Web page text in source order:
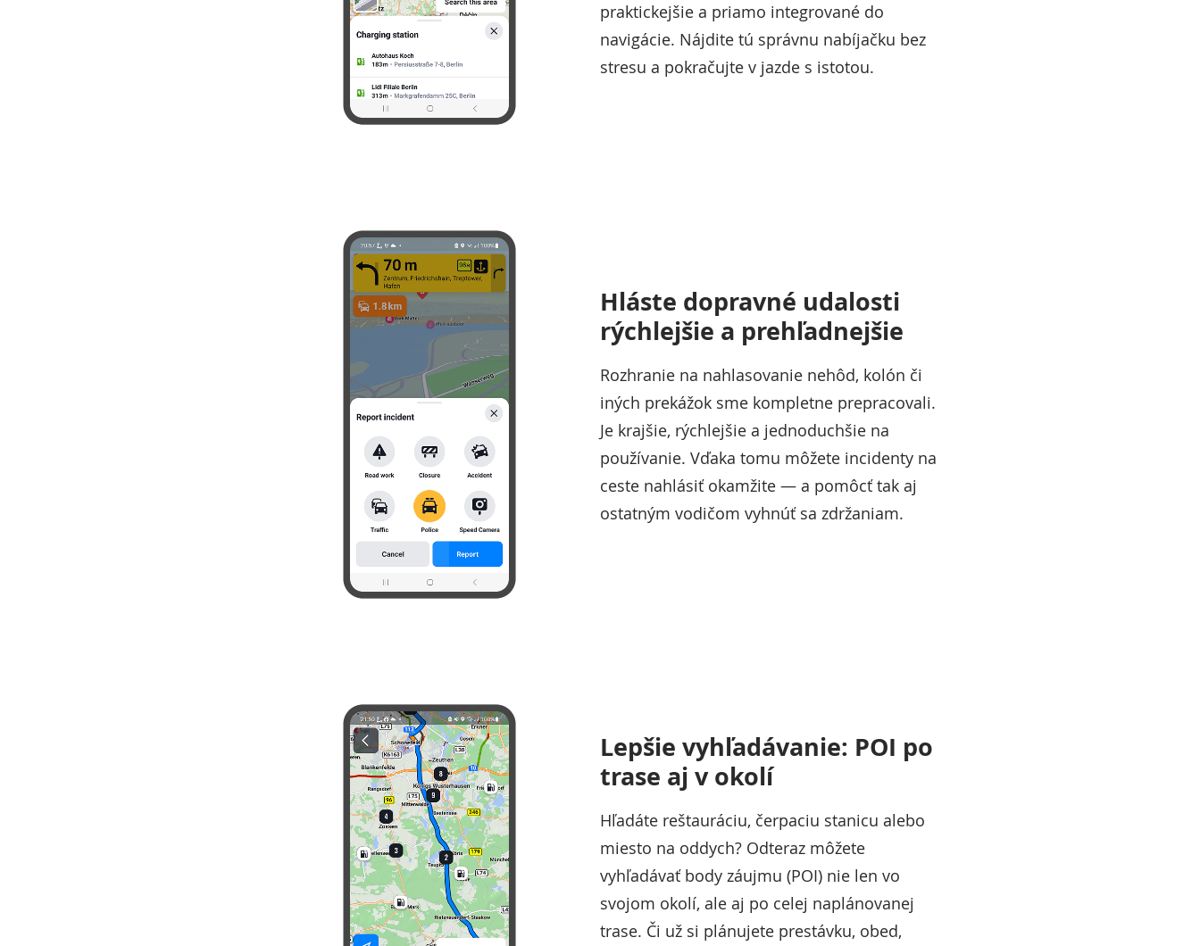
praktickejšie a priamo integrované do
navigácie. Nájdite tú správnu nabíjačku bez
stresu a pokračujte v jazde s istotou.
Hláste dopravné udalosti
rýchlejšie a prehľadnejšie
Rozhranie na nahlasovanie nehôd, kolón či
iných prekážok sme kompletne prepracovali.
Je krajšie, rýchlejšie a jednoduchšie na
používanie. Vďaka tomu môžete incidenty na
ceste nahlásiť okamžite — a pomôcť tak aj
ostatným vodičom vyhnúť sa zdržaniam.
Lepšie vyhľadávanie: POI po
trase aj v okolí
Hľadáte reštauráciu, čerpaciu stanicu alebo
miesto na oddych? Odteraz môžete
vyhľadávať body záujmu (POI) nie len vo
svojom okolí, ale aj po celej naplánovanej
trase. Či už si plánujete prestávku, obed,